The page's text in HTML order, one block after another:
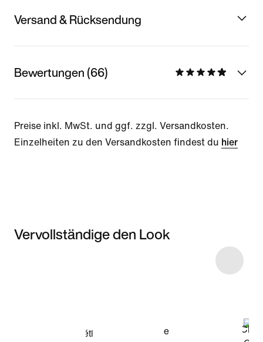
Versand & Rücksendung
Bewertungen (66)
Preise inkl. MwSt. und ggf. zzgl. Versandkosten.
Einzelheiten zu den Versandkosten findest du hier
Vervollständige den Look